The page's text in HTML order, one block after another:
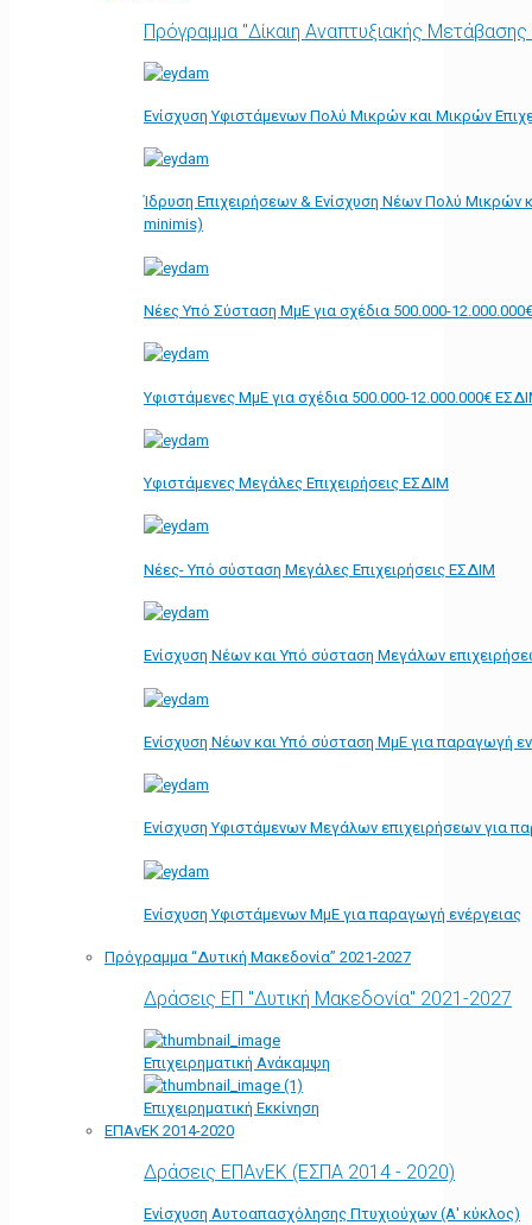
Πρόγραμμα "Δίκαιη Αναπτυξιακής
Ενίσχυση Υφιστάμενων Πολύ Μικρών και Μικρών
Ίδρυση Επιχειρήσεων & Ενίσχυση Νέων Πολύ Μικρών
minimis)
Νέες Υπό Σύσταση ΜμΕ για σχέδια 500.000-
Υφιστάμενες ΜμΕ για σχέδια 500.000-12.000.000€
Υφιστάμενες Μεγάλες Επιχειρήσεις ΕΣΔΙΜ
Νέες- Υπό σύσταση Μεγάλες Επιχειρήσεις ΕΣΔΙΜ
Ενίσχυση Νέων και Υπό σύσταση Μεγάλων
Ενίσχυση Νέων και Υπό σύσταση ΜμΕ για παραγωγή
Ενίσχυση Υφιστάμενων Μεγάλων επιχειρήσεων για
Ενίσχυση Υφιστάμενων ΜμΕ για παραγωγή ενέργειας
Πρόγραμμα “Δυτική Μακεδονία” 2021-2027
Δράσεις ΕΠ "Δυτική Μακεδονία" 2021-2027
Επιχειρηματική Ανάκαμψη
Επιχειρηματική Εκκίνηση
ΕΠΑνΕΚ 2014-2020
Δράσεις ΕΠΑνΕΚ (ΕΣΠΑ 2014 - 2020)
Ενίσχυση Αυτοαπασχόλησης Πτυχιούχων (Α' κύκλος)